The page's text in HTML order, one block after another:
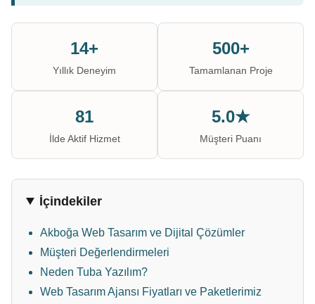
14+
Yıllık Deneyim
500+
Tamamlanan Proje
81
İlde Aktif Hizmet
5.0★
Müşteri Puanı
İçindekiler
Akboğa Web Tasarım ve Dijital Çözümler
Müşteri Değerlendirmeleri
Neden Tuba Yazılım?
Web Tasarım Ajansı Fiyatları ve Paketlerimiz